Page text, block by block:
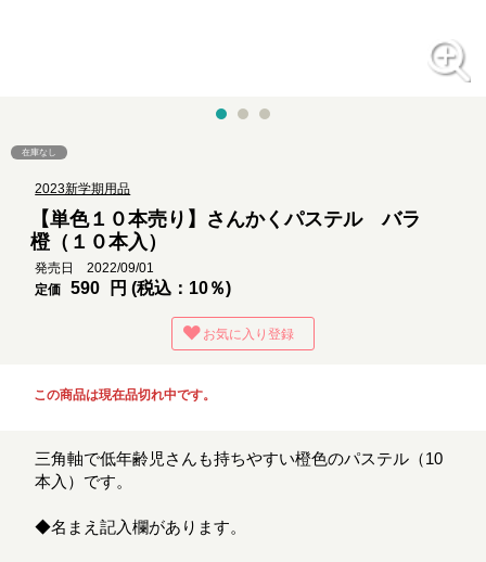
在庫なし
2023新学期用品
【単色１０本売り】さんかくパステル バラ
橙（１０本入）
発売日 2022/09/01
定価
590 円 (税込：10％)
お気に入り登録
この商品は現在品切れ中です。
三角軸で低年齢児さんも持ちやすい橙色のパステル（10
本入）です。
◆名まえ記入欄があります。